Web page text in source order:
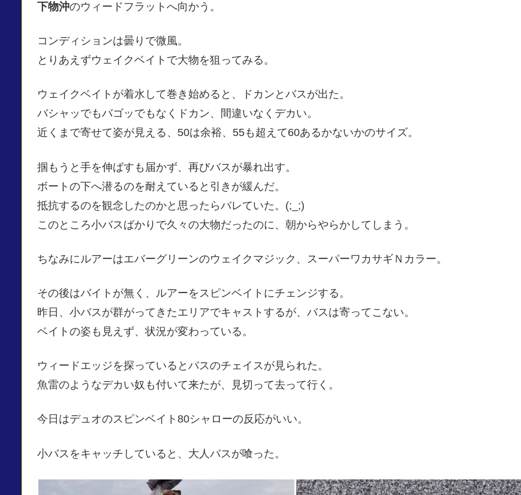
下物沖のウィードフラットへ向かう。
コンディションは曇りで微風。
とりあえずウェイクベイトで大物を狙ってみる。
ウェイクベイトが着水して巻き始めると、ドカンとバスが出た。
バシャッでもバゴッでもなくドカン、間違いなくデカい。
近くまで寄せて姿が見える、50は余裕、55も超えて60あるかないかのサイズ。
掴もうと手を伸ばすも届かず、再びバスが暴れ出す。
ボートの下へ潜るのを耐えていると引きが緩んだ。
抵抗するのを観念したのかと思ったらバレていた。(;_;)
このところ小バスばかりで久々の大物だったのに、朝からやらかしてしまう。
ちなみにルアーはエバーグリーンのウェイクマジック、スーパーワカサギＮカラー。
その後はバイトが無く、ルアーをスピンベイトにチェンジする。
昨日、小バスが群がってきたエリアでキャストするが、バスは寄ってこない。
ベイトの姿も見えず、状況が変わっている。
ウィードエッジを探っているとバスのチェイスが見られた。
魚雷のようなデカい奴も付いて来たが、見切って去って行く。
今日はデュオのスピンベイト80シャローの反応がいい。
小バスをキャッチしていると、大人バスが喰った。